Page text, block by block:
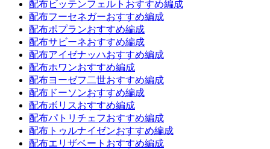
配布ビッテンフェルトおすすめ編成
配布フーセネガーおすすめ編成
配布ポプランおすすめ編成
配布サビーネおすすめ編成
配布アイゼナッハおすすめ編成
配布ホワンおすすめ編成
配布ヨーゼフ二世おすすめ編成
配布ドーソンおすすめ編成
配布ボリスおすすめ編成
配布パトリチェフおすすめ編成
配布トゥルナイゼンおすすめ編成
配布エリザベートおすすめ編成